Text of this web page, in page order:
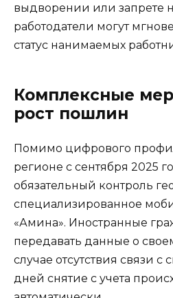
выдворении или запрете
работодатели могут
статус нанимаемых
Комплексные
рост пошлин
Помимо цифрового
регионе с сентября 2025
обязательный контроль
специализированное
«Амина». Иностранные
передавать данные о
случае отсутствия связи с
дней снятие с учета